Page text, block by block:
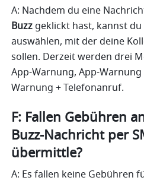
Buzz geklickt hast, kannst
auswählen, mit der deine
sollen. Derzeit werden drei
App-Warnung, App-Warnung
Warnung + Telefonanruf.
F: Fallen Gebühren
Buzz-Nachricht per
übermittle?
A: Es fallen keine Gebühren